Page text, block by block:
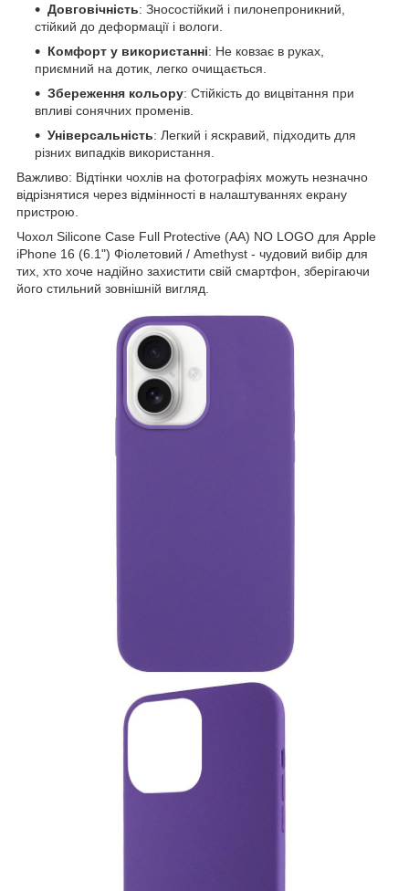
Довговічність: Зносостійкий і пилонепроникний,
стійкий до деформації і вологи.
Комфорт у використанні: Не ковзає в руках,
приємний на дотик, легко очищається.
Збереження кольору: Стійкість до вицвітання при
впливі сонячних променів.
Універсальність: Легкий і яскравий, підходить для
різних випадків використання.
Важливо: Відтінки чохлів на фотографіях можуть незначно
відрізнятися через відмінності в налаштуваннях екрану
пристрою.
Чохол Silicone Case Full Protective (AA) NO LOGO для Apple
iPhone 16 (6.1") Фіолетовий / Amethyst - чудовий вибір для
тих, хто хоче надійно захистити свій смартфон, зберігаючи
його стильний зовнішній вигляд.